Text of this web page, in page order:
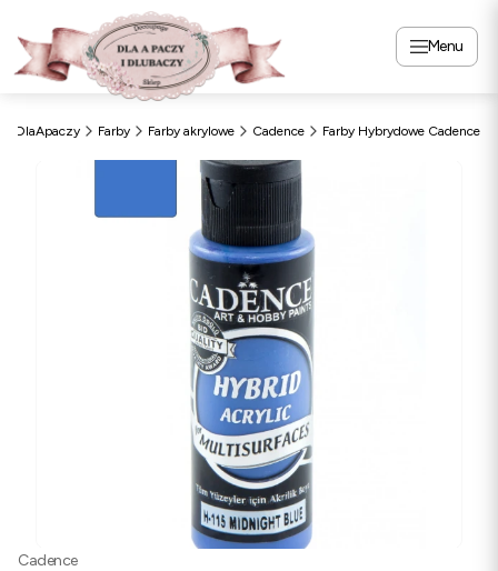
Menu
DlaApaczy Farby Farby akrylowe Cadence Farby Hybrydowe Cadence
Cadence